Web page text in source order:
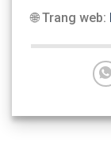
🌐 Trang web: